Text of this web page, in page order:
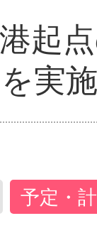
起
実施
予定・